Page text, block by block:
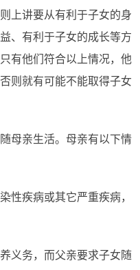
讲要从有利于子女的身
、有利于子女的成长等方
有他们符合以上情况，他
则就有可能不能取得子女
亲生活。母亲有以下情
疾病或其它严重疾病，
务，而父亲要求子女随